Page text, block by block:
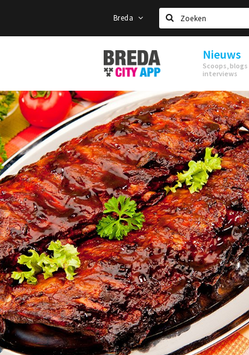
Breda
Zoeken
Stappen
&
Shoppen
Breda
Nieuws
Scoops, blogs
interviews